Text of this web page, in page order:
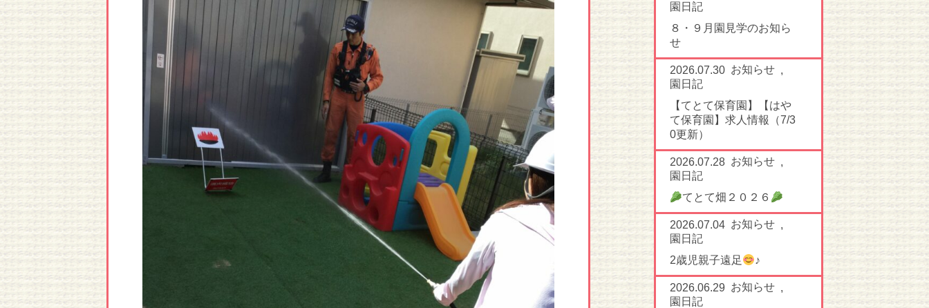
園日記
８・９月園見学のお知ら
せ
2026.07.30 お知らせ ,
園日記
【てとて保育園】【はや
て保育園】求人情報（7/3
0更新）
2026.07.28 お知らせ ,
園日記
てとて畑２０２６
2026.07.04 お知らせ ,
園日記
2歳児親子遠足
♪
2026.06.29 お知らせ ,
園日記